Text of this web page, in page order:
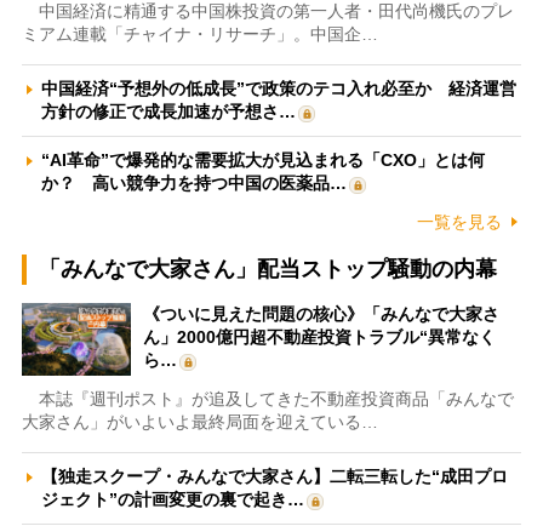
中国経済に精通する中国株投資の第一人者・田代尚機氏のプレ
ミアム連載「チャイナ・リサーチ」。中国企…
中国経済“予想外の低成長”で政策のテコ入れ必至か 経済運営
方針の修正で成長加速が予想さ…
“AI革命”で爆発的な需要拡大が見込まれる「CXO」とは何
か？ 高い競争力を持つ中国の医薬品…
一覧を見る
「みんなで大家さん」配当ストップ騒動の内幕
《ついに見えた問題の核心》「みんなで大家さ
ん」2000億円超不動産投資トラブル“異常なく
ら…
本誌『週刊ポスト』が追及してきた不動産投資商品「みんなで
大家さん」がいよいよ最終局面を迎えている…
【独走スクープ・みんなで大家さん】二転三転した“成田プロ
ジェクト”の計画変更の裏で起き…